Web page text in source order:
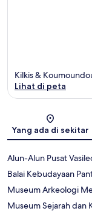
Kilkis &
Lihat di peta
Yang ada di sekitar
Alun-Alun Pusat
Balai Kebudayaan
Museum Arkeologi
Museum Sejarah dan